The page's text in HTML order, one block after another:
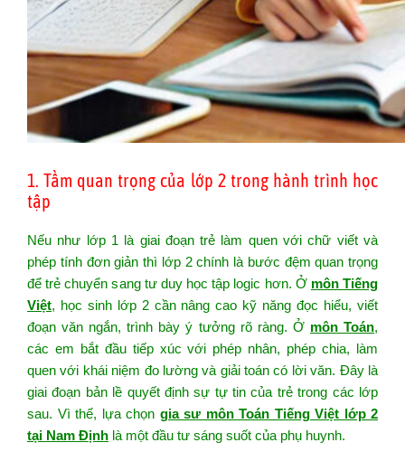
1. Tầm quan trọng của lớp 2 trong hành trình học
tập
Nếu như lớp 1 là giai đoạn trẻ làm quen với chữ viết và
phép tính đơn giản thì lớp 2 chính là bước đệm quan trọng
để trẻ chuyển sang tư duy học tập logic hơn. Ở môn Tiếng
Việt, học sinh lớp 2 cần nâng cao kỹ năng đọc hiểu, viết
đoạn văn ngắn, trình bày ý tưởng rõ ràng. Ở môn Toán,
các em bắt đầu tiếp xúc với phép nhân, phép chia, làm
quen với khái niệm đo lường và giải toán có lời văn. Đây là
giai đoạn bản lề quyết định sự tự tin của trẻ trong các lớp
sau. Vì thế, lựa chọn gia sư môn Toán Tiếng Việt lớp 2
tại Nam Định là một đầu tư sáng suốt của phụ huynh.